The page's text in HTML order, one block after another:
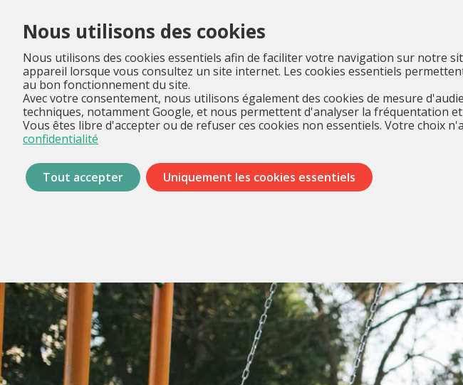
Nous utilisons des cookies
Nous utilisons des cookies essentiels afin de faciliter votre navigation sur notre
appareil lorsque vous consultez un site internet. Les cookies essentiels
au bon fonctionnement du site.
Avec votre consentement, nous utilisons également des cookies de mesure
techniques, notamment Google, et nous permettent d'analyser la fréquentation
Vous êtes libre d'accepter ou de refuser ces cookies non essentiels. Votre choix
confidentialité
Tout accepter Uniquement les cookies essentiels